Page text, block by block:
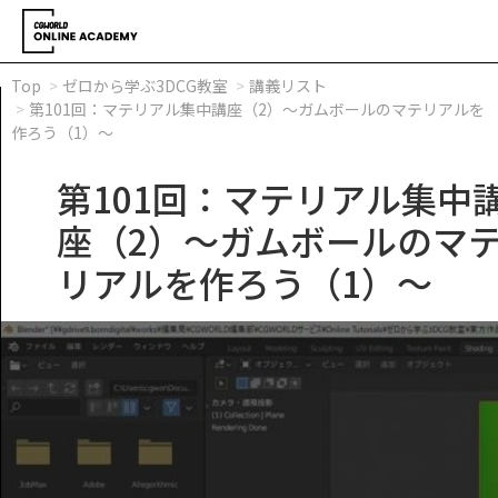
Top ゼロから学ぶ3DCG教室
講義リスト
第101回：マテリアル集中講座（2）～ガムボールのマテリアルを
作ろう（1）～
第101回：マテリアル集中
座（2）～ガムボールのマ
リアルを作ろう（1）～